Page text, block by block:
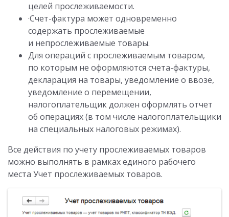
целей прослеживаемости.
·Счет-фактура может одновременно
содержать прослеживаемые
и непрослеживаемые товары.
Для операций с прослеживаемым товаром,
по которым не оформляются счета-фактуры,
декларация на товары, уведомление о ввозе,
уведомление о перемещении,
налогоплательщик должен оформлять отчет
об операциях (в том числе налогоплательщики
на специальных налоговых режимах).
Все действия по учету прослеживаемых товаров
можно выполнять в рамках единого рабочего
места Учет прослеживаемых товаров.